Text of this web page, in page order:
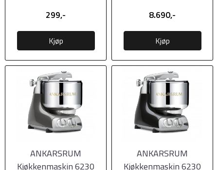
299,-
Kjøp
8.690,-
Kjøp
ANKARSRUM
Kjøkkenmaskin 6230
ANKARSRUM
Kjøkkenmaskin 6230